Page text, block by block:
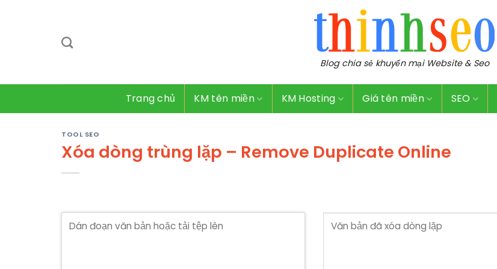
Blog chia sẻ khuyến mại Website & Seo
Trang chủ KM tên miền KM Hosting Giá tên miền SEO
TOOL SEO
Xóa dòng trùng lặp – Remove Duplicate Online